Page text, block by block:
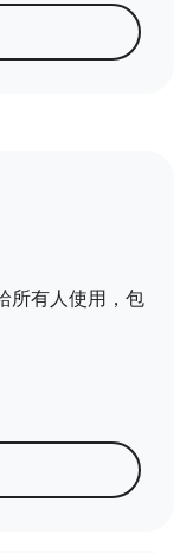
所有人使用，包